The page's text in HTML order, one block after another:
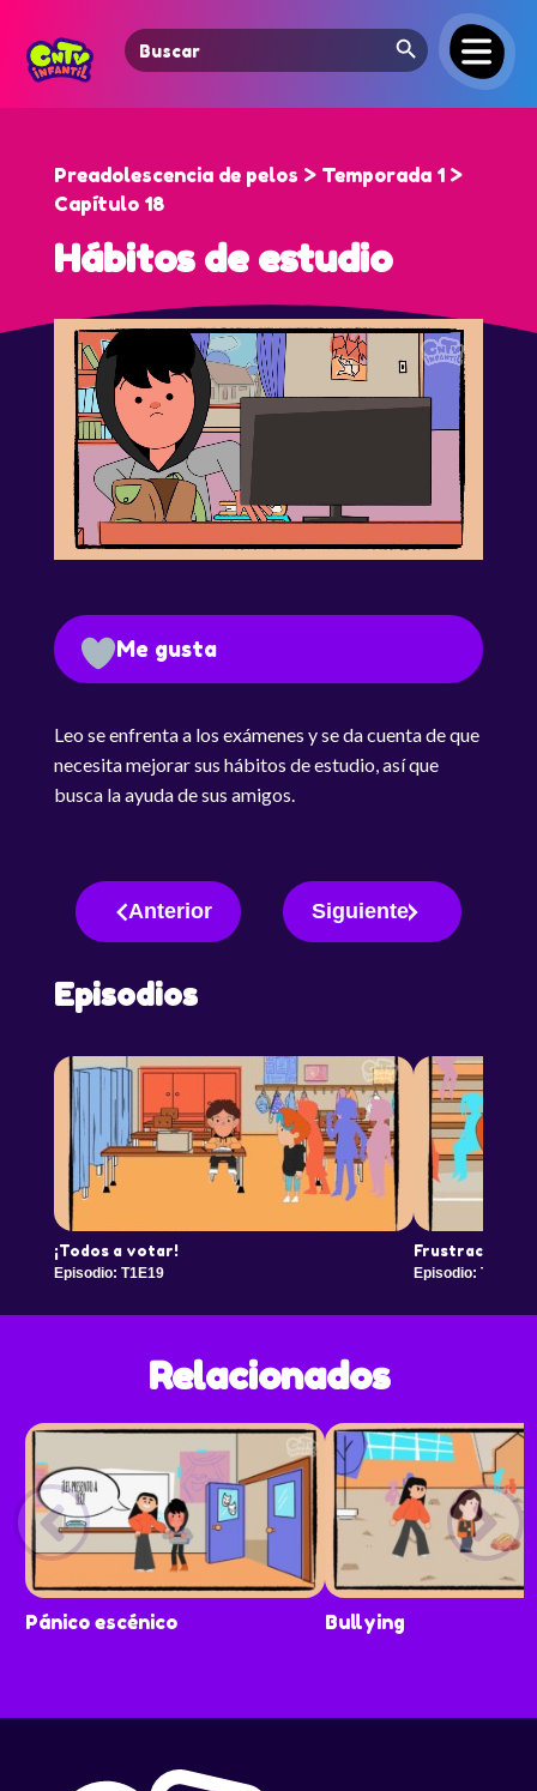
Search
for:
Search Button
Preadolescencia de pelos > Temporada 1 >
Capítulo 18
Hábitos de estudio
Me gusta
Leo se enfrenta a los exámenes y se da cuenta de que
necesita mejorar sus hábitos de estudio, así que
busca la ayuda de sus amigos.
Anterior Siguiente
Episodios
¡Todos a votar!
Episodio: T1E19
Frustración
Episodio: T1E20
Relacionados
Pánico escénico Bullying